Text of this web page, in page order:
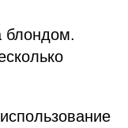
блондом.